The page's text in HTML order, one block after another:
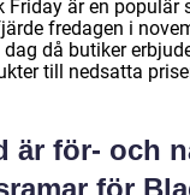
Friday är en
fredagen i
dag då butiker
till nedsatta
är för- och